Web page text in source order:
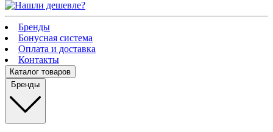
Бренды
Бонусная система
Оплата и доставка
Контакты
Каталог товаров
Бренды